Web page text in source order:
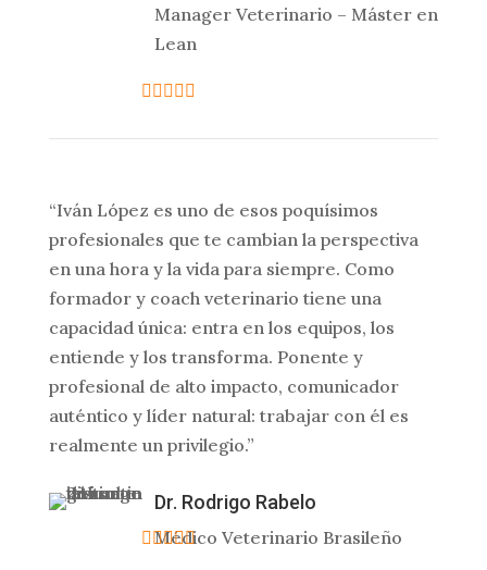
Manager Veterinario – Máster en
Lean
“Iván López es uno de esos poquísimos
profesionales que te cambian la perspectiva
en una hora y la vida para siempre. Como
formador y coach veterinario tiene una
capacidad única: entra en los equipos, los
entiende y los transforma. Ponente y
profesional de alto impacto, comunicador
auténtico y líder natural: trabajar con él es
realmente un privilegio.”
Dr. Rodrigo Rabelo
Médico Veterinario Brasileño